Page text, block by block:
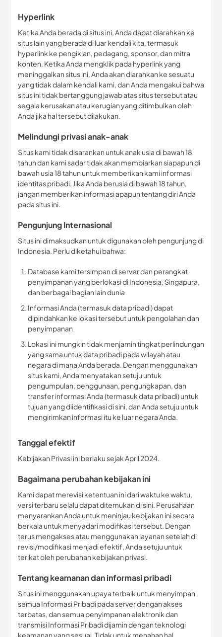
Hyperlink
Ketika Anda berada di situs ini, Anda dapat diarahkan ke
situs lain yang berada di luar kendali kita, termasuk
hyperlink ke pengiklan, pedagang, sponsor, dan mitra
konten. Ketika Anda mengklik pada hyperlink yang
meninggalkan situs ini, Anda akan diarahkan ke sesuatu
yang tidak dalam kendali kami, dan Anda mengakui bahwa
situs ini tidak bertanggung jawab atas situs tersebut atau
segala kerusakan atau kerugian yang ditimbulkan oleh
Anda jika hal tersebut dilakukan.
Melindungi privasi anak-anak
Situs kami tidak disarankan untuk anak usia di bawah 18
tahun dan kami sadar tidak akan membiarkan siapapun di
bawah usia 18 tahun untuk memberikan kami informasi
identitas pribadi. Jika Anda berusia di bawah 18 tahun,
jangan memberikan informasi apapun tentang diri Anda
pada situs ini.
Pengunjung Internasional
Situs ini dimaksudkan untuk digunakan oleh pengunjung di
Indonesia. Perlu diketahui bahwa:
Database kami tersimpan di server dan perangkat
penyimpanan yang berlokasi di Indonesia, Singapura,
dan berbagai bagian lain dunia
Informasi Anda (termasuk data pribadi) dapat
dipindahkan ke lokasi tersebut untuk pengolahan dan
penyimpanan
Lokasi ini mungkin tidak menjamin tingkat perlindungan
yang sama untuk data pribadi pada wilayah atau
negara di mana Anda berada. Dengan menggunakan
situs kami, Anda menyatakan setuju untuk
pengumpulan, penggunaan, pengungkapan, dan
transfer informasi Anda (termasuk data pribadi) untuk
tujuan yang diidentifikasi di sini, dan Anda setuju untuk
mengirimkan informasi itu ke luar negara Anda.
Tanggal efektif
Kebijakan Privasi ini berlaku sejak April 2024.
Bagaimana perubahan kebijakan ini
Kami dapat merevisi ketentuan ini dari waktu ke waktu,
versi terbaru selalu dapat ditemukan di sini. Perusahaan
menyarankan Anda untuk meninjau kebijakan ini secara
berkala untuk menyadari modifikasi tersebut. Dengan
terus mengakses atau menggunakan layanan setelah di
revisi/modifikasi menjadi efektif, Anda setuju untuk
terikat oleh perubahan kebijakan privasi.
Tentang keamanan dan informasi pribadi
Situs ini menggunakan upaya terbaik untuk menyimpan
semua Informasi Pribadi pada server dengan akses
terbatas, dan semua penyimpanan elektronik dan
transmisi Informasi Pribadi dijamin dengan teknologi
keamanan yang sesuai. Tidak untuk menahan hal